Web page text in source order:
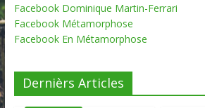
Facebook Dominique Martin-Ferrari
Facebook Métamorphose
Facebook En Métamorphose
Dernièrs Articles